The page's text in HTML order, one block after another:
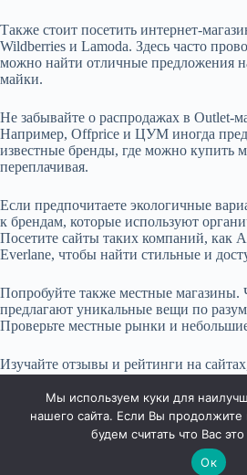
Также стоит посетить интернет-
Wildberries и Lamoda. Здесь часто
можно найти отличные предложения
майки.
Не забывайте о распродажах в Outlet-
Например, Offprice и ЦУМ иногда
известные бренды, где можно купить
переплачивая.
Если предпочитаете экологичные
к брендам, которые используют
Посетите сайты таких компаний, как
Everlane, чтобы найти стильные и
Попробуйте также местные магазины.
предлагают уникальные вещи по
Проверьте местные рынки и
Изучайте отзывы и рейтинги на
покупок и получить максимум за свои
Мы используем куки для
нашего сайта. Если Вы продолжите
будем считать что Вас
Ок